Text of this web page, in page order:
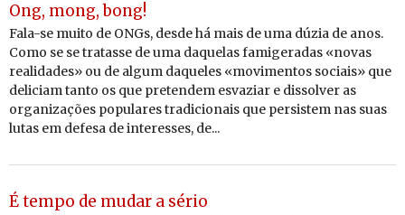
Ong, mong, bong!
Fala-se muito de ONGs, desde há mais de uma dúzia de anos.
Como se se tratasse de uma daquelas famigeradas «novas
realidades» ou de algum daqueles «movimentos sociais» que
deliciam tanto os que pretendem esvaziar e dissolver as
organizações populares tradicionais que persistem nas suas
lutas em defesa de interesses, de...
É tempo de mudar a sério